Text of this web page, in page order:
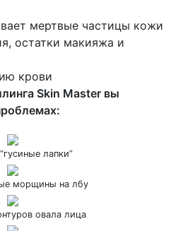
мертвые частицы кожи
остатки макияжа и
крови
Skin Master вы
лапки”
морщины на лбу
овала лица